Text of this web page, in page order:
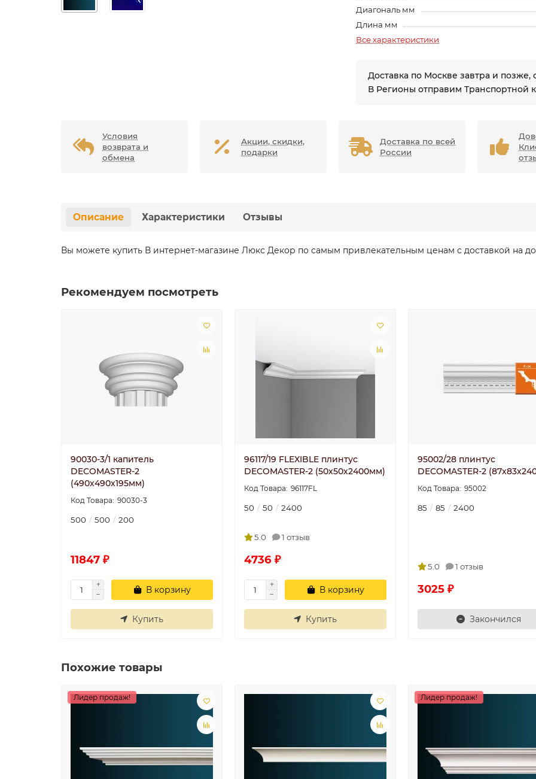
Диагональ мм
Длина мм
Все характеристики
Доставка по Москве завтра и позже,
В Регионы отправим Транспортной
Условия
возврата и
обмена
Акции, скидки,
подарки
Доставка по всей
России
Описание Характеристики Отзывы
Вы можете купить В интернет-магазине Люкс Декор по самым привлекательным ценам с доставкой на
Рекомендуем посмотреть
90030-3/1 капитель
DECOMASTER-2
(490х490х195мм)
90030-3
500 500 200
11847 ₽
В корзину
Купить
96117/19 FLEXIBLE плинтус
DECOMASTER-2 (50х50х2400мм)
96117FL
50 50 2400
5.0 1 отзыв
4736 ₽
В корзину
Купить
95002/28 плинтус
DECOMASTER-2
95002
85 85 2400
5.0 1 отзыв
3025 ₽
Закончился
Похожие товары
Лидер продаж! Лидер продаж!